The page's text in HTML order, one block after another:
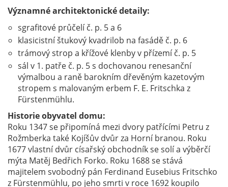
Významné architektonické detaily:
sgrafitové průčelí č. p. 5 a 6
klasicistní štukový kvadrilob na fasádě č. p. 6
trámový strop a křížové klenby v přízemí č. p. 5
sál v 1. patře č. p. 5 s dochovanou renesanční
výmalbou a raně barokním dřevěným kazetovým
stropem s malovaným erbem F. E. Fritschka z
Fürstenmühlu.
Historie obyvatel domu:
Roku 1347 se připomíná mezi dvory patřícími Petru z
Rožmberka také Kojíšův dvůr za Horní branou. Roku
1677 vlastní dvůr císařský obchodník se solí a výběrčí
mýta Matěj Bedřich Forko. Roku 1688 se stává
majitelem svobodný pán Ferdinand Eusebius Fritschko
z Fürstenmühlu, po jeho smrti v roce 1692 koupilo